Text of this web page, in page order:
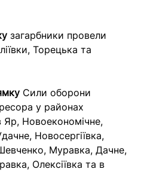
загарбники провели
Торецька та
Сили оборони
у районах
Яр, Новоекономічне,
Новосергіївка,
Муравка, Дачне,
Олексіївка та в